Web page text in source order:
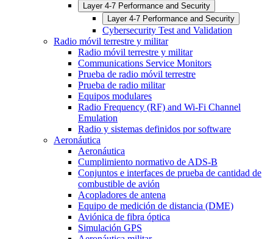
Layer 4-7 Performance and Security
Layer 4-7 Performance and Security
Cybersecurity Test and Validation
Radio móvil terrestre y militar
Radio móvil terrestre y militar
Communications Service Monitors
Prueba de radio móvil terrestre
Prueba de radio militar
Equipos modulares
Radio Frequency (RF) and Wi-Fi Channel
Emulation
Radio y sistemas definidos por software
Aeronáutica
Aeronáutica
Cumplimiento normativo de ADS-B
Conjuntos e interfaces de prueba de cantidad de
combustible de avión
Acopladores de antena
Equipo de medición de distancia (DME)
Aviónica de fibra óptica
Simulación GPS